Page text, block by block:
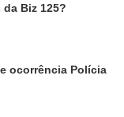
Biz 125?
ocorrência Polícia